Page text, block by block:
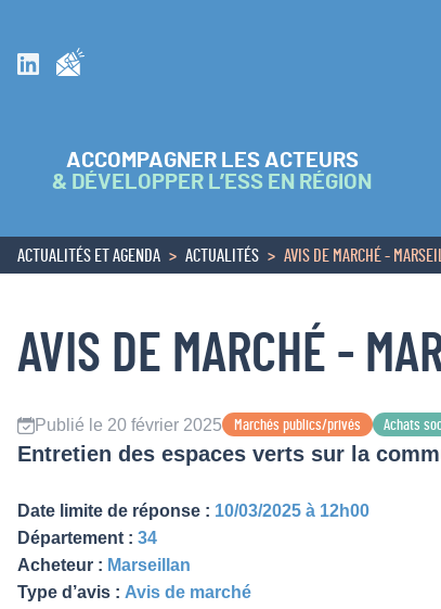
Suivez nous sur Linkedin
ACCOMPAGNER LES ACTEURS
& DÉVELOPPER L’ESS EN RÉGION
ACCUEIL
ACTUALITÉS ET AGENDA ACTUALITÉS AVIS DE MARCHÉ -
AVIS DE MARCHÉ -
Publié le 20 février 2025 Marchés publics/privés Achats
Entretien des espaces verts sur la
Date limite de réponse : 10/03/2025 à 12h00
Département : 34
Acheteur : Marseillan
Type d’avis : Avis de marché